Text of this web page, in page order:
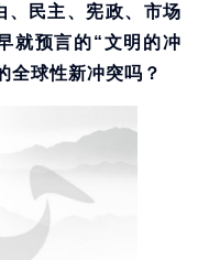
、民主、宪政、市场
就预言的“文明的冲
全球性新冲突吗？